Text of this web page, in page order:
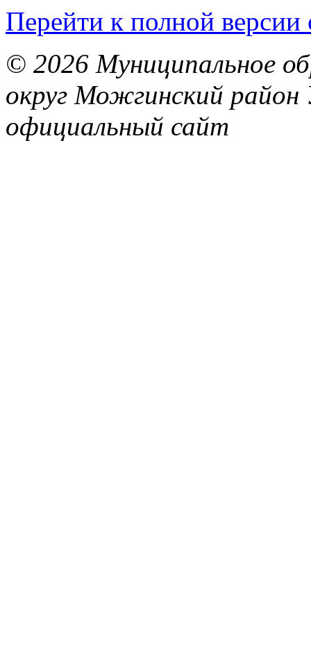
Перейти к полной версии
© 2026 Муниципальное
округ Можгинский район
официальный сайт